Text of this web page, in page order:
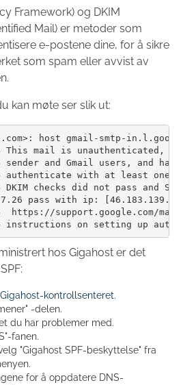
Framework) og DKIM
Mail) er metoder som
e-postene dine, for å sikre
som spam eller avvist av
kan møte ser slik ut:
host gmail-smtp-
This mail is unauthenticated,
sender and Gmail users, and has
authenticate with at least one of
DKIM checks did not pass and SPF
pass with ip:
https://support.google.com/mail/
hos Gigahost er det
Gigahost-kontrollsenteret.
-delen.
du har problemer med.
fanen.
"Gigahost SPF-beskyttelse" fra
for å oppdatere DNS-